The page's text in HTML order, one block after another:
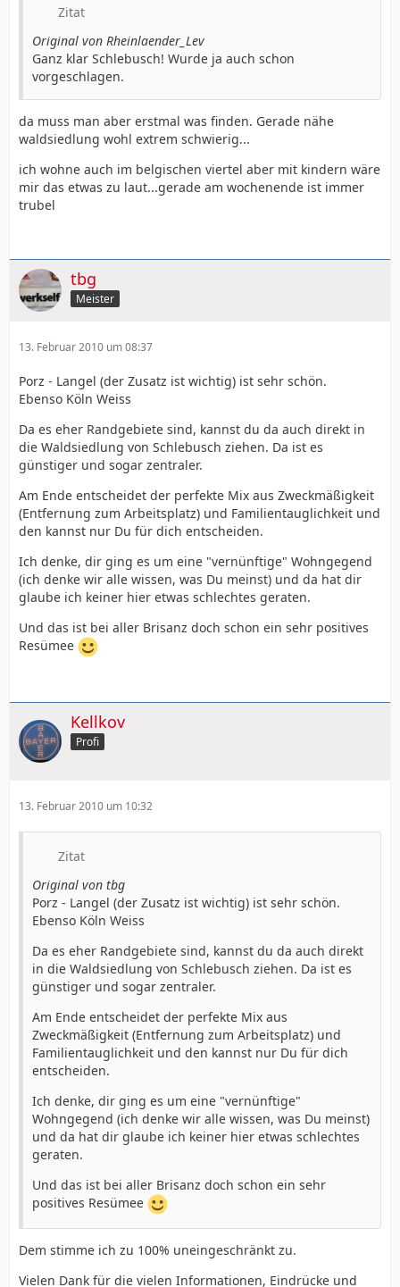
Zitat
Original von Rheinlaender_Lev
Ganz klar Schlebusch! Wurde ja auch schon
vorgeschlagen.
da muss man aber erstmal was finden. Gerade nähe
waldsiedlung wohl extrem schwierig...
ich wohne auch im belgischen viertel aber mit kindern wäre
mir das etwas zu laut...gerade am wochenende ist immer
trubel
tbg
Meister
13. Februar 2010 um 08:37
Porz - Langel (der Zusatz ist wichtig) ist sehr schön.
Ebenso Köln Weiss
Da es eher Randgebiete sind, kannst du da auch direkt in
die Waldsiedlung von Schlebusch ziehen. Da ist es
günstiger und sogar zentraler.
Am Ende entscheidet der perfekte Mix aus Zweckmäßigkeit
(Entfernung zum Arbeitsplatz) und Familientauglichkeit und
den kannst nur Du für dich entscheiden.
Ich denke, dir ging es um eine "vernünftige" Wohngegend
(ich denke wir alle wissen, was Du meinst) und da hat dir
glaube ich keiner hier etwas schlechtes geraten.
Und das ist bei aller Brisanz doch schon ein sehr positives
Resümee
Kellkov
Profi
13. Februar 2010 um 10:32
Zitat
Original von tbg
Porz - Langel (der Zusatz ist wichtig) ist sehr schön.
Ebenso Köln Weiss
Da es eher Randgebiete sind, kannst du da auch direkt
in die Waldsiedlung von Schlebusch ziehen. Da ist es
günstiger und sogar zentraler.
Am Ende entscheidet der perfekte Mix aus
Zweckmäßigkeit (Entfernung zum Arbeitsplatz) und
Familientauglichkeit und den kannst nur Du für dich
entscheiden.
Ich denke, dir ging es um eine "vernünftige"
Wohngegend (ich denke wir alle wissen, was Du meinst)
und da hat dir glaube ich keiner hier etwas schlechtes
geraten.
Und das ist bei aller Brisanz doch schon ein sehr
positives Resümee
Dem stimme ich zu 100% uneingeschränkt zu.
Vielen Dank für die vielen Informationen, Eindrücke und